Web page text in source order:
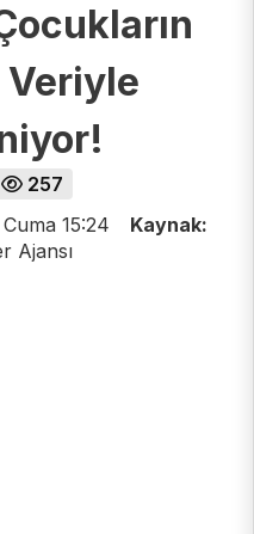
257
15:24
Kaynak:
Ajansı